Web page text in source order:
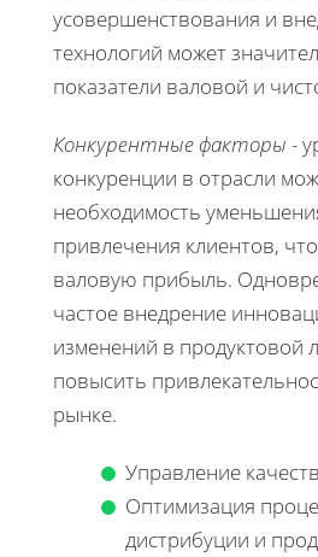
усовершенствования и
технологий может
показатели валовой и
Конкурентные факторы -
конкуренции в отрасли
необходимость
привлечения клиентов,
валовую прибыль.
частое внедрение
изменений в продуктовой
повысить
рынке.
Управление
Оптимизация
дистрибуции и